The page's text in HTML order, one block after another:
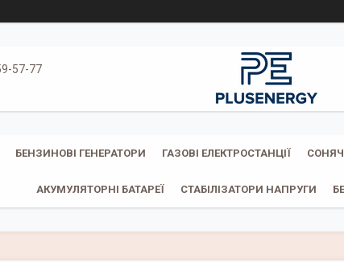
57-77
БЕНЗИНОВІ ГЕНЕРАТОРИ ГАЗОВІ ЕЛЕКТРОСТАНЦІЇ
АКУМУЛЯТОРНІ БАТАРЕЇ СТАБІЛІЗАТОРИ НАПРУГИ